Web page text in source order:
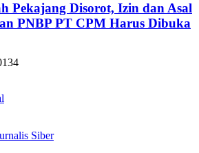
Pekajang Disorot, Izin dan Asal
PNBP PT CPM Harus Dibuka
Siber